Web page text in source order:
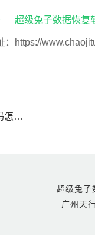
超级兔子数据恢复
：https://
恢复)
超级兔
广州天